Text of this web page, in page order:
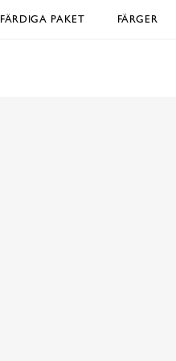
FÄRDIGA PAKET FÄRGER